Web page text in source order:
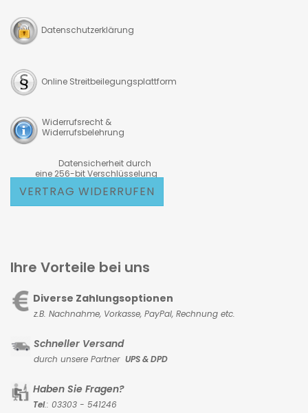
Datenschutzerklärung
Online Streitbeilegungsplattform
Widerrufsrecht &
Widerrufsbelehrung
Datensicherheit durch
eine 256-bit Verschlüsselung
VERTRAG WIDERRUFEN
Ihre Vorteile bei uns
Diverse Zahlungsoptionen
z.B. Nachnahme, Vorkasse, PayPal, Rechnung etc.
Schneller Versand
durch unsere Partner UPS & DPD
Haben Sie Fragen?
Tel.: 03303 - 541246